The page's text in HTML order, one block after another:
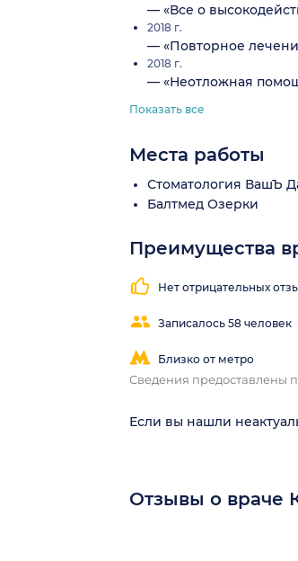
— «Все о
2018 г.
— «Повторное
2018 г.
— «Неотложная
Показать все
Места работы
Стоматология ВашЪ
Балтмед Озерки
Преимущества
Нет отрицательных
Записалось 58 человек
Близко от метро
Сведения предоставлены
Если вы нашли
Отзывы о враче